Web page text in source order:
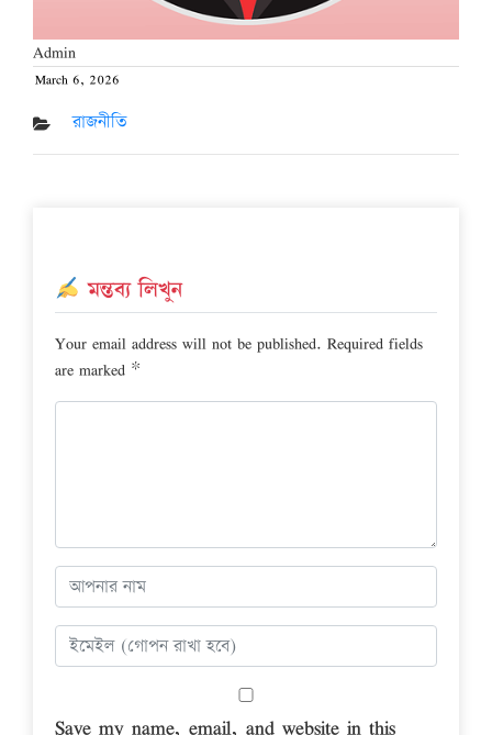
Admin
Posted
on
March 6, 2026
রাজনীতি
মন্তব্য লিখুন
Your email address will not be published. Required fields
are marked *
Save my name, email, and website in this